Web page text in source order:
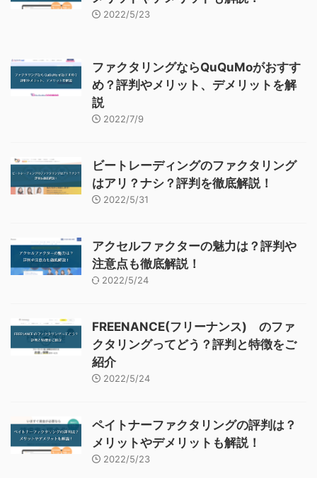
2022/5/23
ファクタリングならQuQuMoがおすす
め？評判やメリット、デメリットを解
説
2022/7/9
ビートレーディングのファクタリング
はアリ？ナシ？評判を徹底解説！
2022/5/31
アクセルファクターの魅力は？評判や
注意点も徹底解説！
2022/5/24
FREENANCE(フリーナンス) のファ
クタリングってどう？評判と特徴をご
紹介
2022/5/24
ペイトナーファクタリングの評判は？
メリットやデメリットも解説！
2022/5/23